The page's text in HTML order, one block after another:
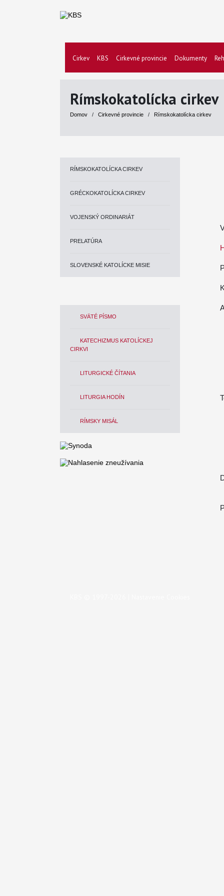
Cirkev KBS Cirkevné provincie Dokumenty
Rímskokatolícka cirkev
Domov / Cirkevné provincie / Rímskokatolícka cirkev
RÍMSKOKATOLÍCKA CIRKEV
GRÉCKOKATOLÍCKA CIRKEV
VOJENSKÝ ORDINARIÁT
PRELATÚRA
SLOVENSKÉ KATOLÍCKE MISIE
SVÄTÉ PÍSMO
KATECHIZMUS KATOLÍCKEJ
CIRKVI
LITURGICKÉ ČÍTANIA
LITURGIA HODÍN
RÍMSKY MISÁL